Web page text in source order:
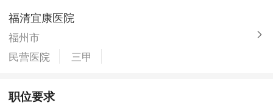
福清宜康医院
福州市
民营医院
三甲
职位要求